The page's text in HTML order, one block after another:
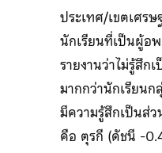
ประเทศ/เขตเศร
นักเรียนที่เป็นผู้อ
รายงานว่าไม่รู้สึก
มากกว่านักเรียนก
มีความรู้สึกเป็นส่
คือ ตุรกี (ดัชนี -